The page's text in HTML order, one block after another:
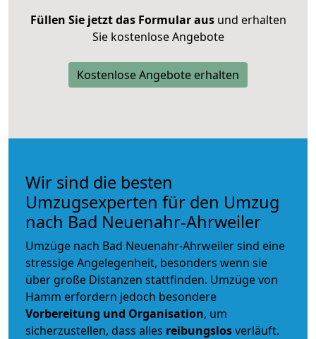
Füllen Sie jetzt das Formular ausund erhalten
Sie kostenlose Angebote
Kostenlose Angebote erhalten
Wir sind die besten
Umzugsexperten für den Umzug
nach Bad Neuenahr-Ahrweiler
Umzüge nach Bad Neuenahr-Ahrweiler sind eine
stressige Angelegenheit, besonders wenn sie
über große Distanzen stattfinden. Umzüge von
Hamm erfordern jedoch besondere
Vorbereitung und Organisation, um
sicherzustellen, dass alles reibungslosverläuft.